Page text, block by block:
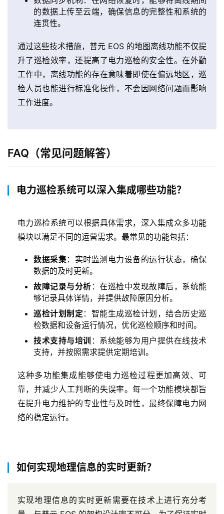
服
务
与
支
普
联
的数据上传至云端，确保信息的完整性和系统的
连贯性。
通过这些技术措施，普元 EOS 的地图离线功能不仅提
升了巡检效率，还提高了电力巡检的安全性。在外勤
工作中，离线功能的存在意味着即使在偏远地区，巡
检人员也能进行标准化操作，不会因网络问题而影响
工作进度。
FAQ（常见问题解答）
电力巡检系统可以深入集成哪些功能？
电力巡检系统可以根据具体需求，深入集成众多功能
模块以满足不同的运营需求。最常见的功能包括：
数据采集：实时监测电力设备的运行状态，确保
数据的及时更新。
故障记录与分析 ：在巡检中发现故障后，系统能
够记录具体详情，并提供故障原因分析。
巡检计划制定 ：智能生成巡检计划，结合历史巡
检数据和设备运行情况，优化巡检顺序和时间。
技术支持与培训 ：系统能够为用户提供在线技术
支持，并按照需求提供定期培训。
这种多功能集成能够使电力巡检过程更加高效、可
靠，并减少人工判断的失误率。每一个功能模块都旨
在提升电力维护的专业性与及时性，最终保障电力网
络的稳定运行。
如何实现地理信息的实时更新？
实现地理信息的实时更新需要在技术上进行充分考